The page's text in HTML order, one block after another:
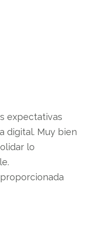
expectativas
digital. Muy bien
lo